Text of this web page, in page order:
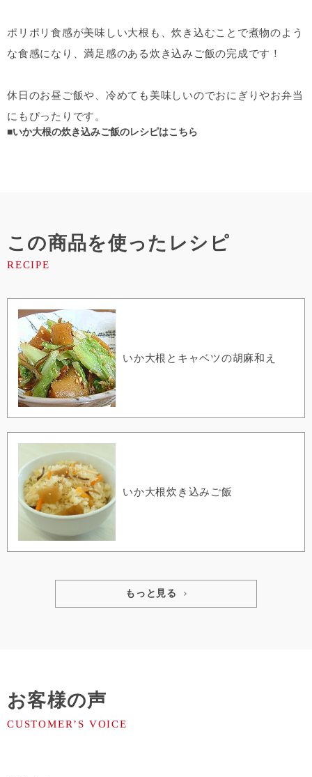
ポリポリ食感が美味しい大根も、炊き込むことで煮物のよう
な食感になり、満足感のある炊き込みご飯の完成です！
休日のお昼ご飯や、冷めても美味しいのでおにぎりやお弁当
にもぴったりです。
■いか大根の炊き込みご飯のレシピはこちら
この商品を使ったレシピ
いか大根とキャベツの胡麻和え
いか大根炊き込みご飯
もっと見る
お客様の声